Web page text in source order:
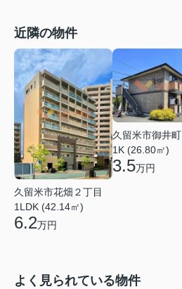
近隣の物件
久留米市花畑２丁目
1LDK (42.14㎡)
6.2万円
久留米市御井町
1K (26.80㎡)
3.5万円
よく見られている物件